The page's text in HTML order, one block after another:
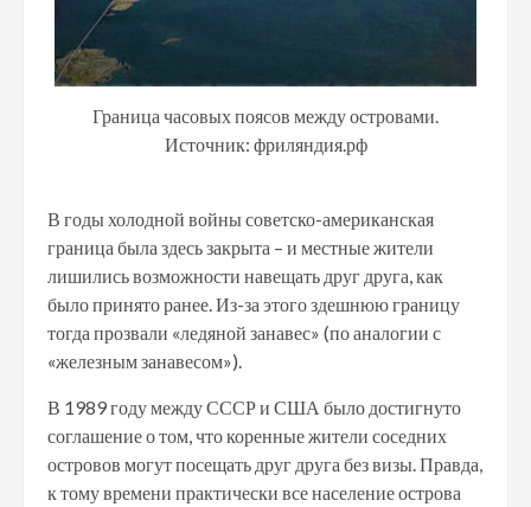
Граница часовых поясов между островами.
Источник: фриляндия.рф
В годы холодной войны советско-американская
граница была здесь закрыта – и местные жители
лишились возможности навещать друг друга, как
было принято ранее. Из-за этого здешнюю границу
тогда прозвали «ледяной занавес» (по аналогии с
«железным занавесом»).
В 1989 году между СССР и США было достигнуто
соглашение о том, что коренные жители соседних
островов могут посещать друг друга без визы. Правда,
к тому времени практически все население острова